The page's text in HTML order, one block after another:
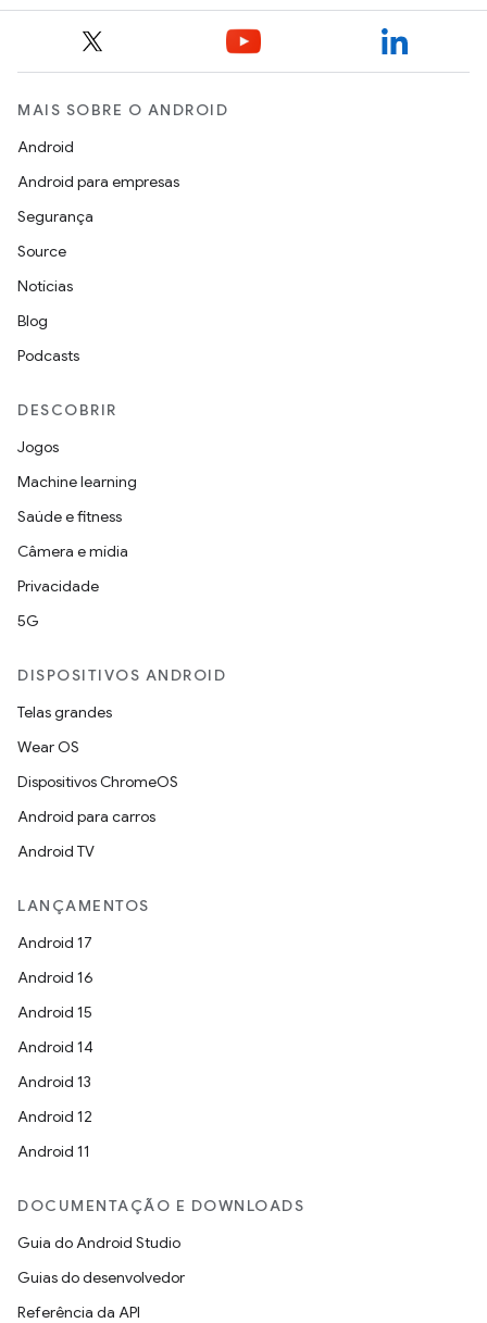
MAIS SOBRE O ANDROID
Android
Android para empresas
Segurança
Source
Notícias
Blog
Podcasts
DESCOBRIR
Jogos
Machine learning
Saúde e fitness
Câmera e mídia
Privacidade
5G
DISPOSITIVOS ANDROID
Telas grandes
Wear OS
Dispositivos ChromeOS
Android para carros
Android TV
LANÇAMENTOS
Android 17
Android 16
Android 15
Android 14
Android 13
Android 12
Android 11
DOCUMENTAÇÃO E DOWNLOADS
Guia do Android Studio
Guias do desenvolvedor
Referência da API